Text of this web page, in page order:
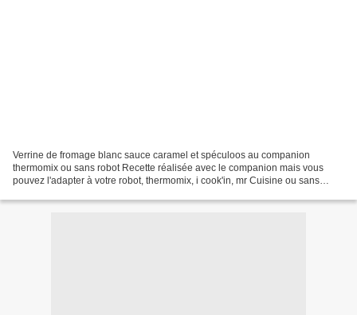
Verrine de fromage blanc sauce caramel et spéculoos au companion
thermomix ou sans robot Recette réalisée avec le companion mais vous
pouvez l'adapter à votre robot, thermomix, i cook'in, mr Cuisine ou sans